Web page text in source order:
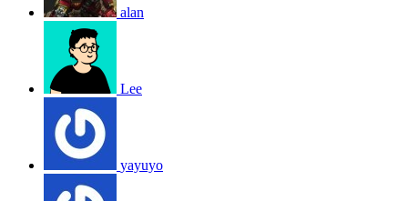
alan
Lee
yayuyo